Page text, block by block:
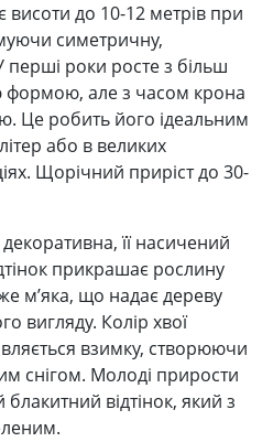
до 10-12 метрів при
симетричну,
роки росте з більш
формою, але з часом крона
Це робить його ідеальним
або в великих
Щорічний приріст до 30-
її насичений
прикрашає рослину
м’яка, що надає дереву
вигляду. Колір хвої
взимку, створюючи
снігом. Молоді прирости
відтінок, який з